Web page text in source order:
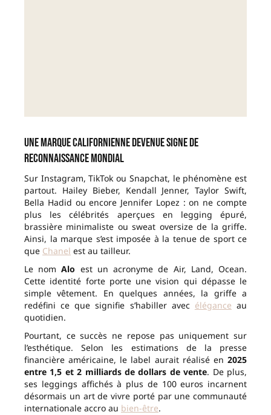
Une marque californienne devenue signe de
reconnaissance mondial
Sur Instagram, TikTok ou Snapchat, le phénomène est
partout. Hailey Bieber, Kendall Jenner, Taylor Swift,
Bella Hadid ou encore Jennifer Lopez : on ne compte
plus les célébrités aperçues en legging épuré,
brassière minimaliste ou sweat oversize de la griffe.
Ainsi, la marque s’est imposée à la tenue de sport ce
que Chanel est au tailleur.
Le nomAlo est un acronyme de Air, Land, Ocean.
Cette identité forte porte une vision qui dépasse le
simple vêtement. En quelques années, la griffe a
redéfini ce que signifie s’habiller avec élégance au
quotidien.
Pourtant, ce succès ne repose pas uniquement sur
l’esthétique. Selon les estimations de la presse
financière américaine, le label aurait réalisé en 2025
entre 1,5 et 2 milliards de dollars de vente. De plus,
ses leggings affichés à plus de 100 euros incarnent
désormais un art de vivre porté par une communauté
internationale accro au bien-être.